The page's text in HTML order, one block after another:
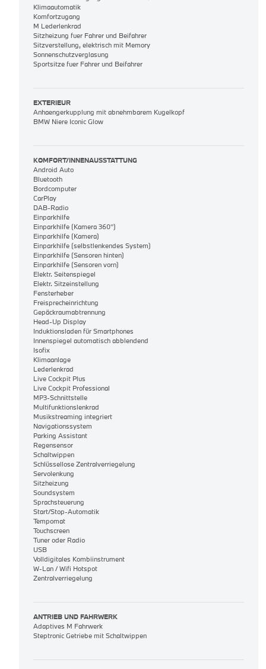
Klimaautomatik
Komfortzugang
M Lederlenkrad
Sitzheizung fuer Fahrer und Beifahrer
Sitzverstellung, elektrisch mit Memory
Sonnenschutzverglasung
Sportsitze fuer Fahrer und Beifahrer
EXTERIEUR
Anhaengerkupplung mit abnehmbarem Kugelkopf
BMW Niere Iconic Glow
KOMFORT/INNENAUSSTATTUNG
Android Auto
Bluetooth
Bordcomputer
CarPlay
DAB-Radio
Einparkhilfe
Einparkhilfe (Kamera 360°)
Einparkhilfe (Kamera)
Einparkhilfe (selbstlenkendes System)
Einparkhilfe (Sensoren hinten)
Einparkhilfe (Sensoren vorn)
Elektr. Seitenspiegel
Elektr. Sitzeinstellung
Fensterheber
Freisprecheinrichtung
Gepäckraumabtrennung
Head-Up Display
Induktionsladen für Smartphones
Innenspiegel automatisch abblendend
Isofix
Klimaanlage
Lederlenkrad
Live Cockpit Plus
Live Cockpit Professional
MP3-Schnittstelle
Multifunktionslenkrad
Musikstreaming integriert
Navigationssystem
Parking Assistant
Regensensor
Schaltwippen
Schlüssellose Zentralverriegelung
Servolenkung
Sitzheizung
Soundsystem
Sprachsteuerung
Start/Stop-Automatik
Tempomat
Touchscreen
Tuner oder Radio
USB
Volldigitales Kombiinstrument
W-Lan / Wifi Hotspot
Zentralverriegelung
ANTRIEB UND FAHRWERK
Adaptives M Fahrwerk
Steptronic Getriebe mit Schaltwippen